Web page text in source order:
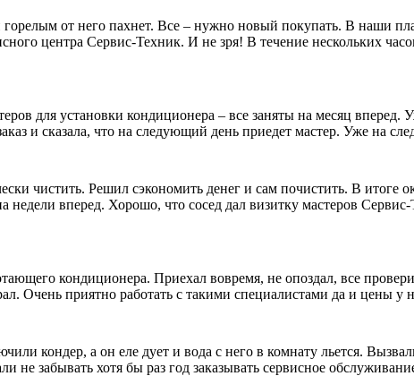
от него пахнет. Все – нужно новый покупать. В наши
центра Сервис-Техник. И не зря! В течение нескольких
для установки кондиционера – все заняты на месяц вперед.
и сказала, что на следующий день приедет мастер. Уже
чистить. Решил сэкономить денег и сам почистить. В
недели вперед. Хорошо, что сосед дал визитку мастеров
кондиционера. Приехал вовремя, не опоздал, все
Очень приятно работать с такими специалистами да и цены у
кондер, а он еле дует и вода с него в комнату льется.
не забывать хотя бы раз год заказывать сервисное